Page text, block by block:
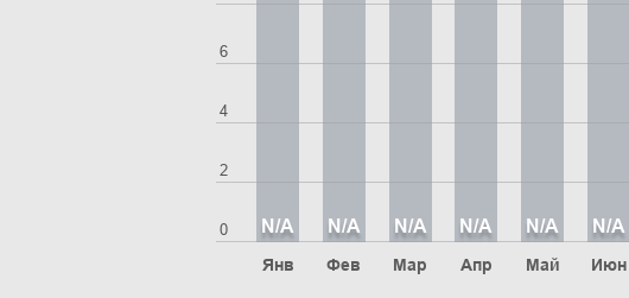
0
2
4
6
Янв
N/A
Фев
N/A
Мар
N/A
Апр
N/A
Май
N/A
Июн
N/A